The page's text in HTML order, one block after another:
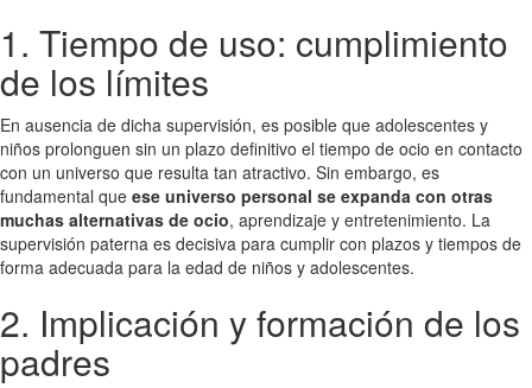
1. Tiempo de uso: cumplimiento
de los límites
En ausencia de dicha supervisión, es posible que adolescentes y
niños prolonguen sin un plazo definitivo el tiempo de ocio en contacto
con un universo que resulta tan atractivo. Sin embargo, es
fundamental que ese universo personal se expanda con otras
muchas alternativas de ocio, aprendizaje y entretenimiento. La
supervisión paterna es decisiva para cumplir con plazos y tiempos de
forma adecuada para la edad de niños y adolescentes.
2. Implicación y formación de los
padres